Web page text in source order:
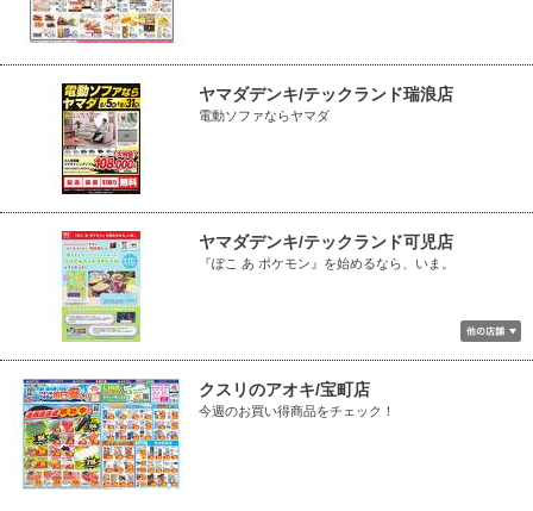
ヤマダデンキ/テックランド瑞浪店
電動ソファならヤマダ
ヤマダデンキ/テックランド可児店
『ぽこ あ ポケモン』を始めるなら、いま。
クスリのアオキ/宝町店
今週のお買い得商品をチェック！